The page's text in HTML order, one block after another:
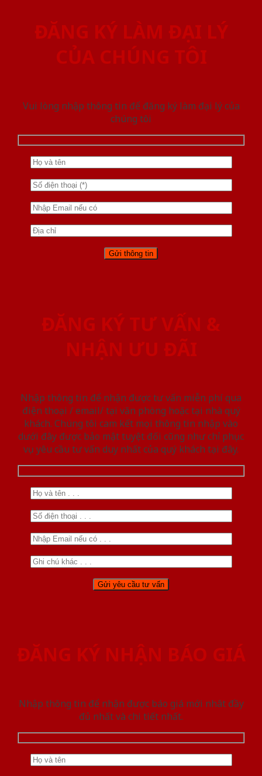
ĐĂNG KÝ LÀM ĐẠI LÝ
CỦA CHÚNG TÔI
Vui lòng nhập thông tin để đăng ký làm đại lý của
chúng tôi
ĐĂNG KÝ TƯ VẤN &
NHẬN ƯU ĐÃI
Nhập thông tin để nhận được tư vấn miễn phí qua
điện thoại / email/ tại văn phòng hoặc tại nhà quý
khách. Chúng tôi cam kết mọi thông tin nhập vào
dưới đây được bảo mật tuyệt đối cũng như chỉ phục
vụ yêu cầu tư vấn duy nhất của quý khách tại đây.
ĐĂNG KÝ NHẬN BÁO GIÁ
Nhập thông tin để nhận được báo giá mới nhât đầy
đủ nhất và chi tiết nhất.